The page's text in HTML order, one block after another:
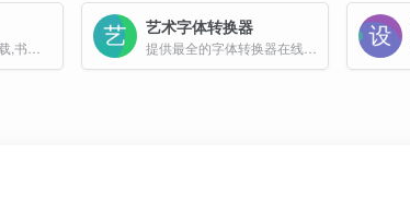
艺术字体转换器